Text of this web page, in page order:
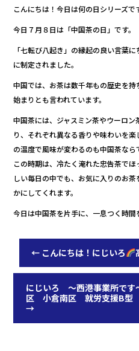
o
k
こんにちは！今日は何の日シリーズで
今日７月８日は「中国茶の日」です。
「七転び八起き」の縁起の良い言葉
に制定されました。
中国では、お茶は数千年もの歴史を
始まりとも言われています。
中国茶には、ジャスミン茶やウーロ
り、それぞれ異なる香りや味わいを
の温度で風味が変わるのも中国茶な
この時期は、冷たく淹れた忠告茶で
しい毎日の中でも、お気に入りのお
かにしてくれます。
今日は中国茶を片手に、一息つく時間
← こんにちは！にじいろ
にじいろ ～西港事業所で
区 小倉南区 就労支援B型
→